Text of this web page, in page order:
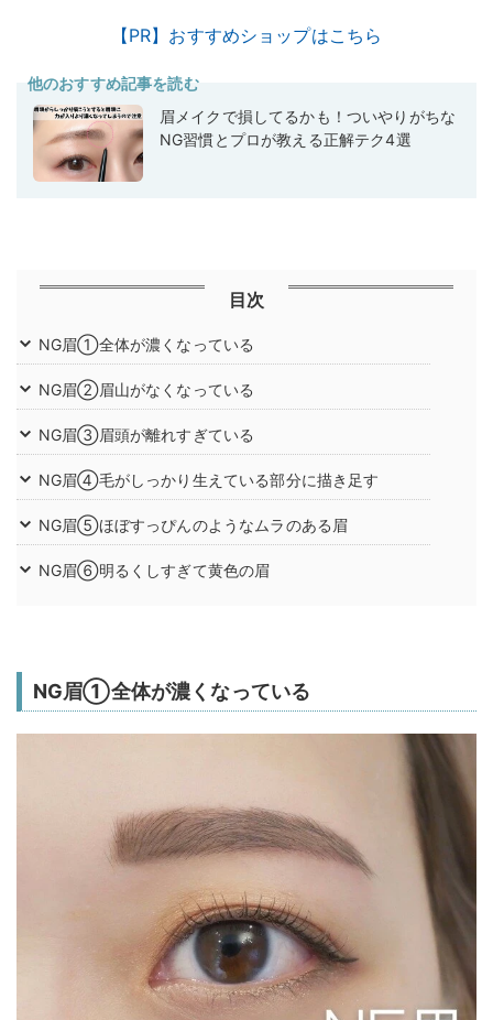
【PR】おすすめショップはこちら
他のおすすめ記事を読む
眉メイクで損してるかも！ついやりがちな
NG習慣とプロが教える正解テク4選
目次
NG眉①全体が濃くなっている
NG眉②眉山がなくなっている
NG眉③眉頭が離れすぎている
NG眉④毛がしっかり生えている部分に描き足す
NG眉⑤ほぼすっぴんのようなムラのある眉
NG眉⑥明るくしすぎて黄色の眉
NG眉①全体が濃くなっている